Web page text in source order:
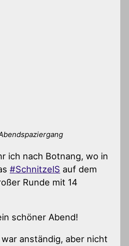
ich nach Botnang, wo in
#SchnitzelS auf dem
Runde mit 14
schöner Abend!
anständig, aber nicht